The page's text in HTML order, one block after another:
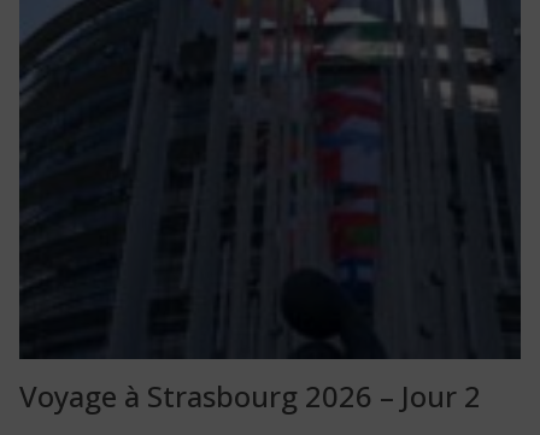
Voyage à Strasbourg 2026 – Jour 2